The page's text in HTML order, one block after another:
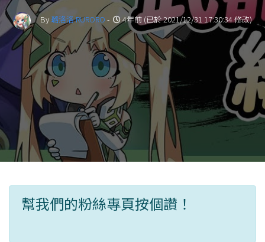
By璐洛洛 RURORO - 4年前 (已於 2021/12/31 17:30:34 修改)
幫我們的粉絲專頁按個讚！